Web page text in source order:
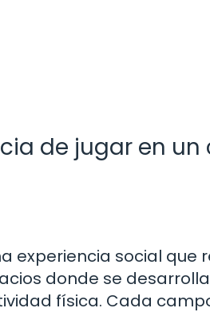
de jugar en
experiencia social que
donde se
física. Cada